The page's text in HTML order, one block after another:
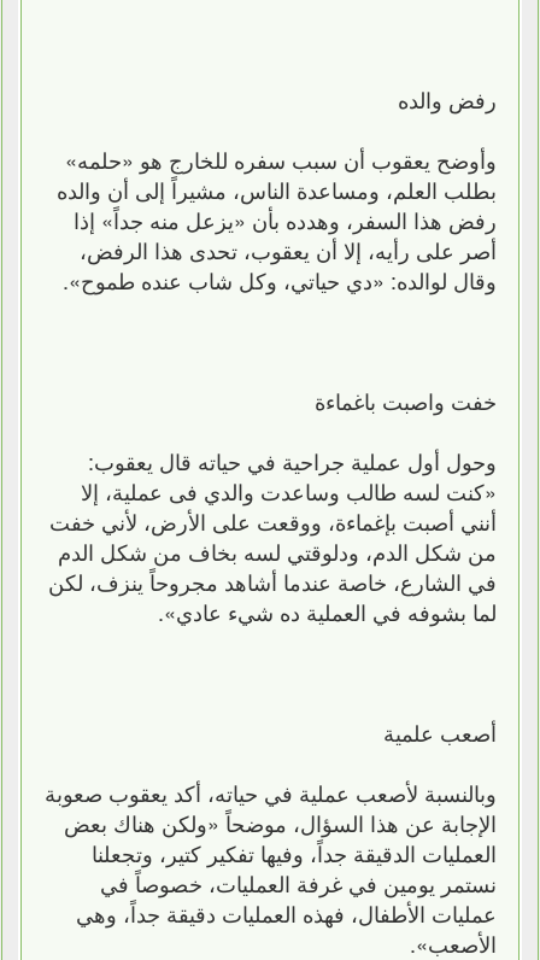
رفض والده
وأوضح يعقوب أن سبب سفره للخارج هو «حلمه»
بطلب العلم، ومساعدة الناس، مشيراً إلى أن والده
رفض هذا السفر، وهدده بأن «يزعل منه جداً» إذا
أصر على رأيه، إلا أن يعقوب، تحدى هذا الرفض،
وقال لوالده: «دي حياتي، وكل شاب عنده طموح».
خفت واصبت باغماءة
وحول أول عملية جراحية في حياته قال يعقوب:
«كنت لسه طالب وساعدت والدي فى عملية، إلا
أنني أصبت بإغماءة، ووقعت على الأرض، لأني خفت
من شكل الدم، ودلوقتي لسه بخاف من شكل الدم
في الشارع، خاصة عندما أشاهد مجروحاً ينزف، لكن
لما بشوفه في العملية ده شيء عادي».
أصعب علمية
وبالنسبة لأصعب عملية في حياته، أكد يعقوب صعوبة
الإجابة عن هذا السؤال، موضحاً «ولكن هناك بعض
العمليات الدقيقة جداً، وفيها تفكير كتير، وتجعلنا
نستمر يومين في غرفة العمليات، خصوصاً في
عمليات الأطفال، فهذه العمليات دقيقة جداً، وهي
الأصعب».